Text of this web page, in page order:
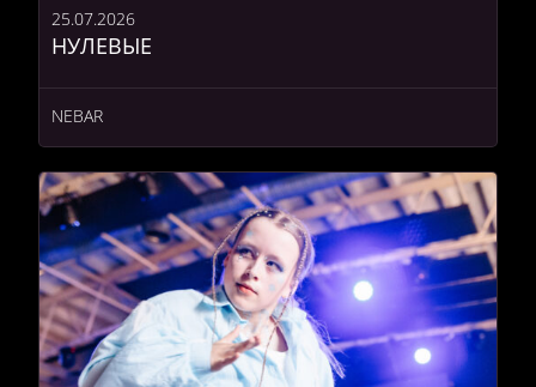
НУЛЕВЫЕ
25.07.2026
NEBAR